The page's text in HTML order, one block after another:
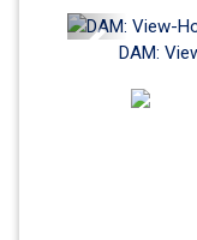
DAM:
Previous